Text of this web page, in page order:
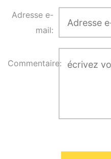
Adresse e-
mail:
Commentaire: